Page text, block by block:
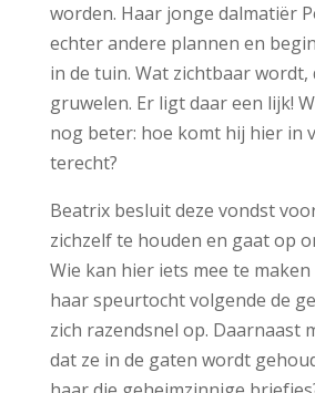
worden. Haar jonge dalmatiër
echter andere plannen en
in de tuin. Wat zichtbaar
gruwelen. Er ligt daar een lijk!
nog beter: hoe komt hij hier in
terecht?
Beatrix besluit deze vondst
zichzelf te houden en gaat op
Wie kan hier iets mee te
haar speurtocht volgende de
zich razendsnel op. Daarnaast
dat ze in de gaten wordt